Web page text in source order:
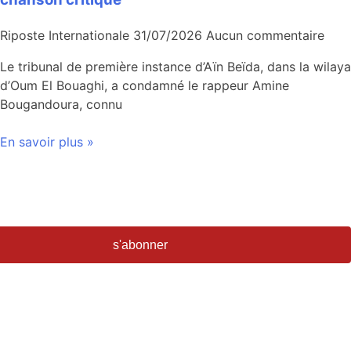
Riposte Internationale 31/07/2026 Aucun commentaire
Le tribunal de première instance d’Aïn Beïda, dans la wilaya
d’Oum El Bouaghi, a condamné le rappeur Amine
Bougandoura, connu
En savoir plus »
s'abonner